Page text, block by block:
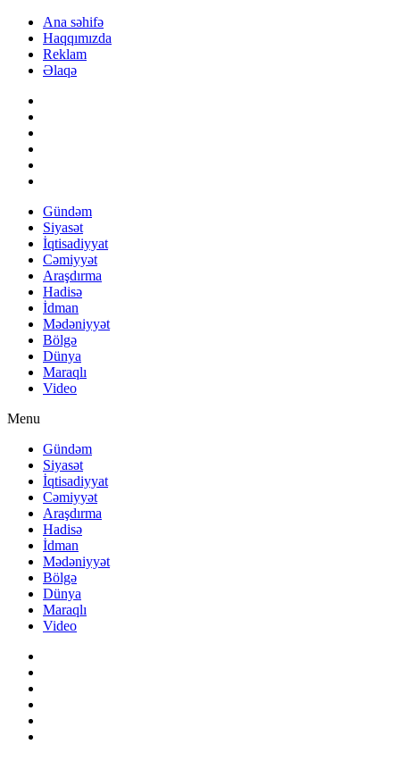
Ana səhifə
Haqqımızda
Reklam
Əlaqə
Gündəm
Siyasət
İqtisadiyyat
Cəmiyyət
Araşdırma
Hadisə
İdman
Mədəniyyət
Bölgə
Dünya
Maraqlı
Video
Menu
Gündəm
Siyasət
İqtisadiyyat
Cəmiyyət
Araşdırma
Hadisə
İdman
Mədəniyyət
Bölgə
Dünya
Maraqlı
Video